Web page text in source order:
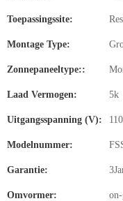
Toepassingssite:
Montage Type:
Zonnepaneeltype::
Laad Vermogen: 5k
Uitgangsspanning (V):
Modelnummer:
Garantie:
Omvormer: